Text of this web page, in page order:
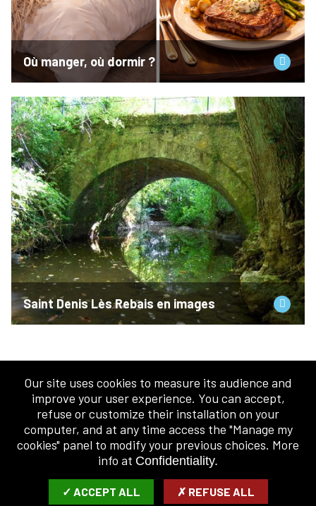
Où manger, où dormir ?
Saint Denis Lès Rebais en images
NEWSLETTER
ENTER YOUR E-MAIL ADDRESS:
Our site uses cookies to measure its audience and
improve your user experience. You can accept,
refuse or customize their installation on your
computer, and at any time access the "Manage my
cookies" panel to modify your previous choices. More
info at Confidentiality.
✓ ACCEPT ALL ✗ REFUSE ALL